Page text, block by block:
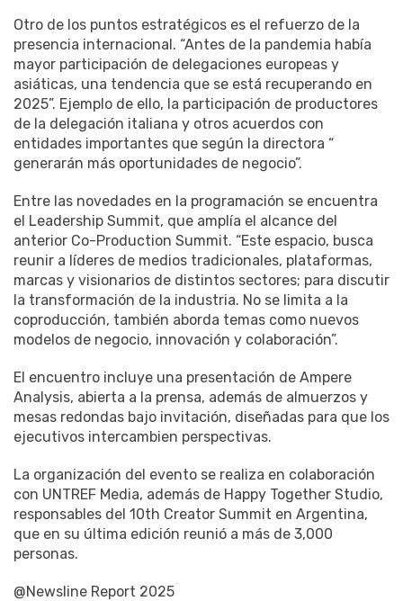
Otro de los puntos estratégicos es el refuerzo de la
presencia internacional. “Antes de la pandemia había
mayor participación de delegaciones europeas y
asiáticas, una tendencia que se está recuperando en
2025”. Ejemplo de ello, la participación de productores
de la delegación italiana y otros acuerdos con
entidades importantes que según la directora “
generarán más oportunidades de negocio”.
Entre las novedades en la programación se encuentra
el Leadership Summit, que amplía el alcance del
anterior Co-Production Summit. “Este espacio, busca
reunir a líderes de medios tradicionales, plataformas,
marcas y visionarios de distintos sectores; para discutir
la transformación de la industria. No se limita a la
coproducción, también aborda temas como nuevos
modelos de negocio, innovación y colaboración”.
El encuentro incluye una presentación de Ampere
Analysis, abierta a la prensa, además de almuerzos y
mesas redondas bajo invitación, diseñadas para que los
ejecutivos intercambien perspectivas.
La organización del evento se realiza en colaboración
con UNTREF Media, además de Happy Together Studio,
responsables del 10th Creator Summit en Argentina,
que en su última edición reunió a más de 3,000
personas.
@Newsline Report 2025